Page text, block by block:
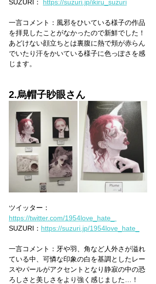
SUZURI： https://suzuri.jp/ikiru_suzuri
一言コメント：風邪をひいている様子の作品
を拝見したことがなかったので新鮮でした！
あどけない顔立ちとは裏腹に熱で頬が赤らん
でいたり汗をかいている様子に色っぽさを感
じます。
2.烏帽子眇眼さん
ツイッター：
https://twitter.com/1954love_hate_
SUZURI： https://suzuri.jp/1954love_hate_
一言コメント：牙や羽、角など人外さが溢れ
ている中、可憐な印象の白を基調としたレー
スやパールがアクセントとなり静寂の中の恐
ろしさと美しさをより強く感じました…！